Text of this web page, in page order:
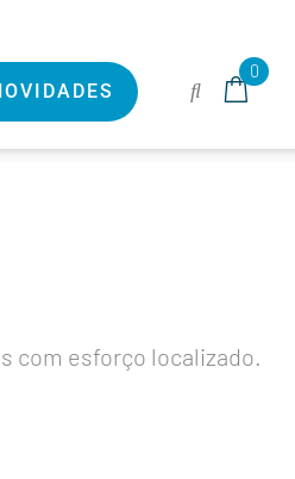
0
com esforço localizado.